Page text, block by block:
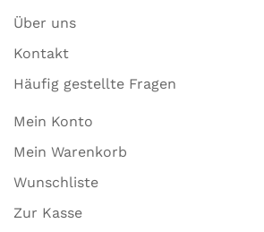
Über uns
Kontakt
Häufig gestellte Fragen
Mein Konto
Mein Warenkorb
Wunschliste
Zur Kasse